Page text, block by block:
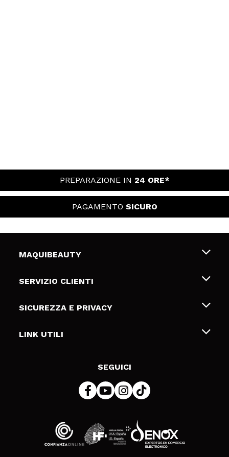
PREPARAZIONE IN 24 ORE*
PAGAMENTO SICURO
MAQUIBEAUTY
Chi siamo
Gift Cards
SERVIZIO CLIENTI
Spedizioni & Resi
Metodi di pagamamento
SICUREZZA E PRIVACY
Termini e condizioni
LINK UTILI
SEGUICI